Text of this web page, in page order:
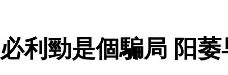
必利勁是個騙局 阳